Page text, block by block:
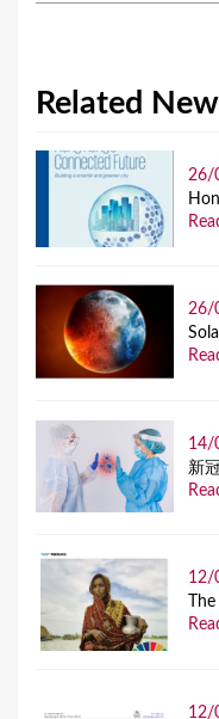
Related
26/
26/
14/
新
12/
12/